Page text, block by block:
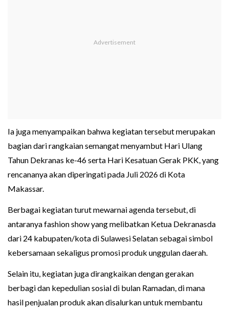
Ia juga menyampaikan bahwa kegiatan tersebut merupakan
bagian dari rangkaian semangat menyambut Hari Ulang
Tahun Dekranas ke-46 serta Hari Kesatuan Gerak PKK, yang
rencananya akan diperingati pada Juli 2026 di Kota
Makassar.
Berbagai kegiatan turut mewarnai agenda tersebut, di
antaranya fashion show yang melibatkan Ketua Dekranasda
dari 24 kabupaten/kota di Sulawesi Selatan sebagai simbol
kebersamaan sekaligus promosi produk unggulan daerah.
Selain itu, kegiatan juga dirangkaikan dengan gerakan
berbagi dan kepedulian sosial di bulan Ramadan, di mana
hasil penjualan produk akan disalurkan untuk membantu